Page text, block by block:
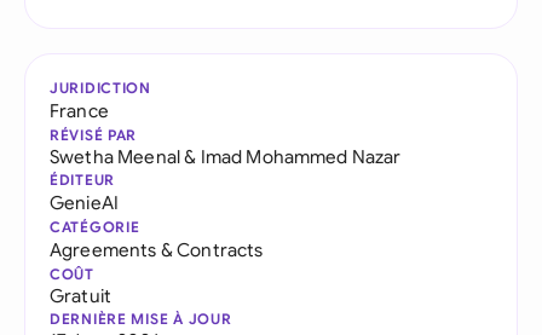
JURIDICTION
France
RÉVISÉ PAR
Swetha Meenal& Imad Mohammed Nazar
ÉDITEUR
GenieAI
CATÉGORIE
Agreements & Contracts
COÛT
Gratuit
DERNIÈRE MISE À JOUR